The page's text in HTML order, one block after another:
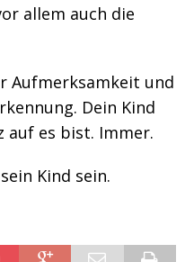
allem auch die
Aufmerksamkeit und
Dein Kind
auf es bist. Immer.
Kind sein.